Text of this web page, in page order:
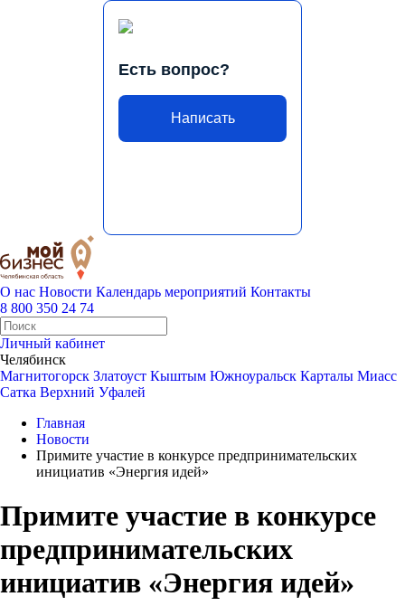
Есть вопрос?
Написать
О нас Новости Календарь мероприятий Контакты
8 800 350 24 74
Личный кабинет
Челябинск
Магнитогорск Златоуст Кыштым Южноуральск Карталы Миасс
Сатка Верхний Уфалей
Главная
Новости
Примите участие в конкурсе предпринимательских
инициатив «Энергия идей»
Примите участие в конкурсе
предпринимательских
инициатив «Энергия идей»